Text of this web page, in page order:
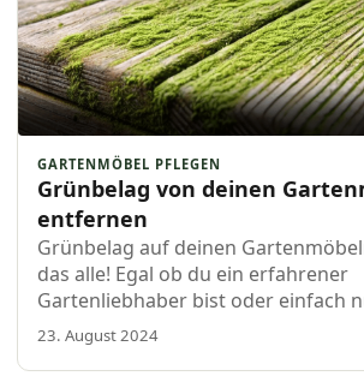
GARTENMÖBEL PFLEGEN
Grünbelag von deinen
entfernen
Grünbelag auf deinen
das alle! Egal ob du ein erfahrener
Gartenliebhaber bist oder einfach
saubere Terrasse genießen
lästigen grünen Flecken können …
23. August 2024